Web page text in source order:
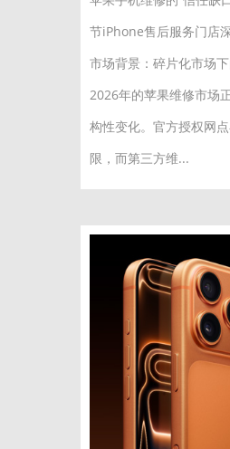
节iPhone售后服务门店
市场背景：碎片化市场
2026年的苹果维修市场
构性变化。官方授权网
限，而第三方维...